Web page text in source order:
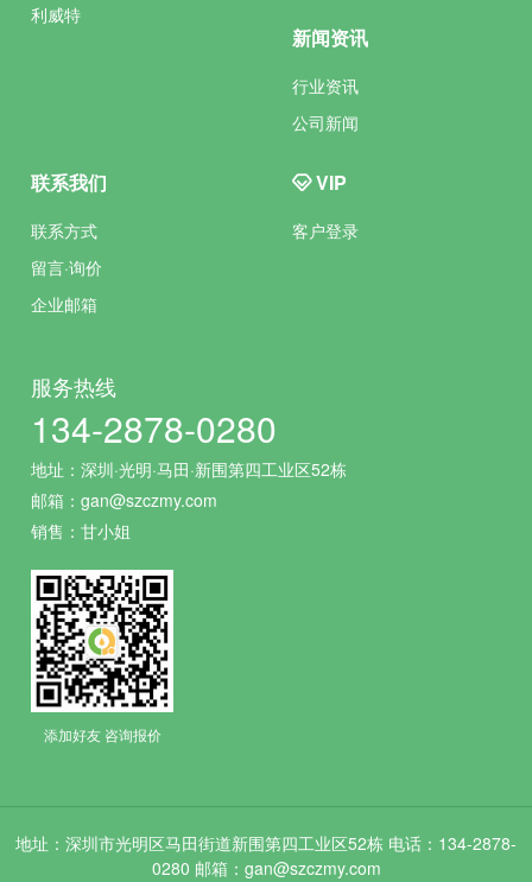
利威特
新闻资讯
行业资讯
公司新闻
联系我们
联系方式
留言·询价
企业邮箱
VIP
客户登录
服务热线
134-2878-0280
地址：深圳·光明·马田·新围第四工业区52栋
邮箱：gan@szczmy.com
销售：甘小姐
添加好友 咨询报价
地址：深圳市光明区马田街道新围第四工业区52栋 电话：134-2878-
0280 邮箱：gan@szczmy.com